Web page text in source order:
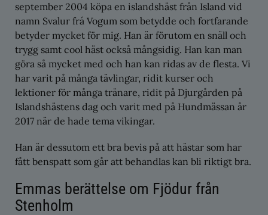
september 2004 köpa en islandshäst från Island vid
namn Svalur frá Vogum som betydde och fortfarande
betyder mycket för mig. Han är förutom en snäll och
trygg samt cool häst också mångsidig. Han kan man
göra så mycket med och han kan ridas av de flesta. Vi
har varit på många tävlingar, ridit kurser och
lektioner för många tränare, ridit på Djurgården på
Islandshästens dag och varit med på Hundmässan år
2017 när de hade tema vikingar.
Han är dessutom ett bra bevis på att hästar som har
fått benspatt som går att behandlas kan bli riktigt bra.
Emmas berättelse om Fjödur från
Stenholm